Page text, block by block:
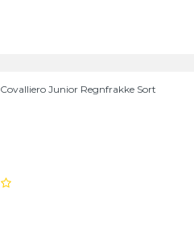
Covalliero Junior Regnfrakke Sort